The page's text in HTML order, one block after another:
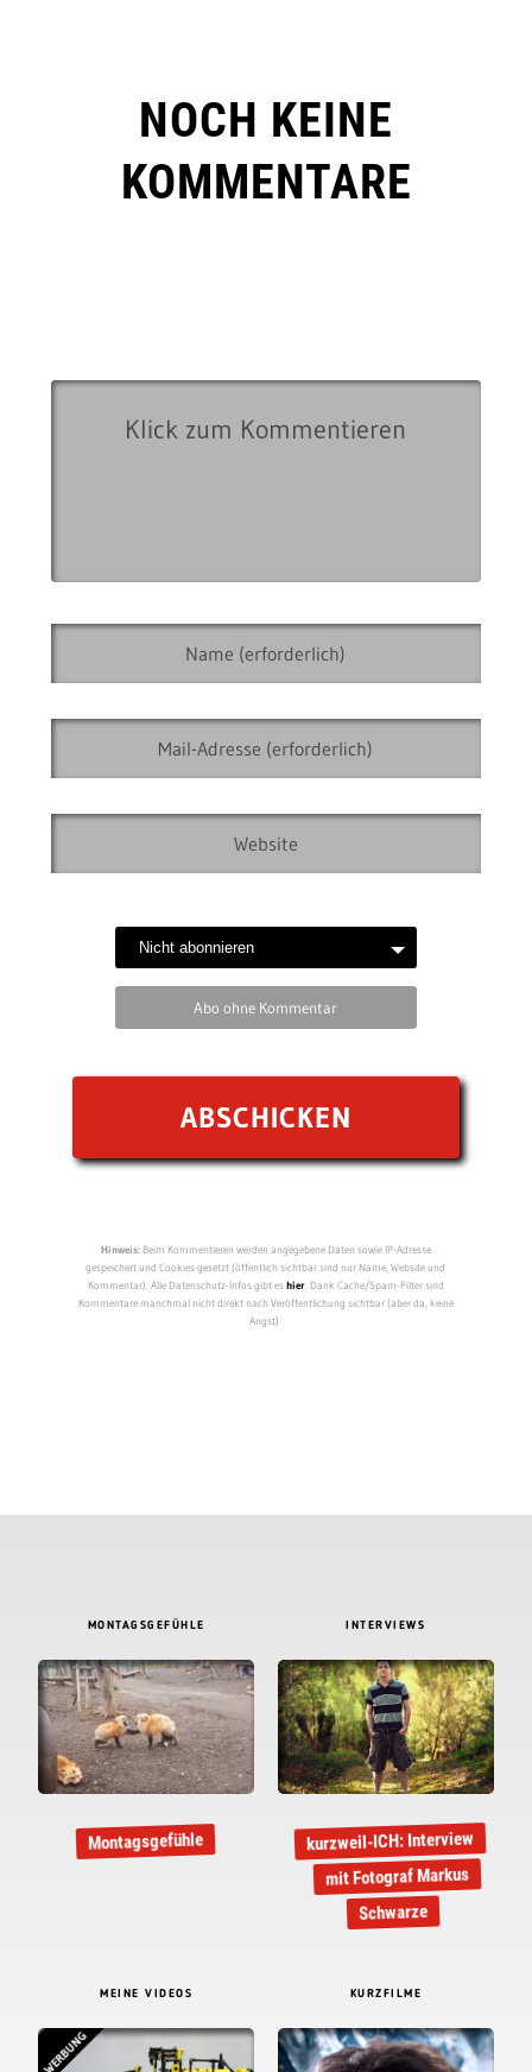
NOCH KEINE
KOMMENTARE
Abo ohne Kommentar
Hinweis:Beim Kommentieren werden angegebene Daten sowie IP-Adresse
gespeichert und Cookies gesetzt (öffentlich sichtbar sind nur Name, Website und
Kommentar). Alle Datenschutz-Infos gibt eshier. Dank Cache/Spam-Filter sind
Kommentare manchmal nicht direkt nach Veröffentlichung sichtbar (aber da, keine
Angst).
MONTAGSGEFÜHLE
Montagsgefühle
INTERVIEWS
kurzweil-ICH: Interview
mit Fotograf Markus
Schwarze
MEINE VIDEOS
WERBUNG
KURZFILME